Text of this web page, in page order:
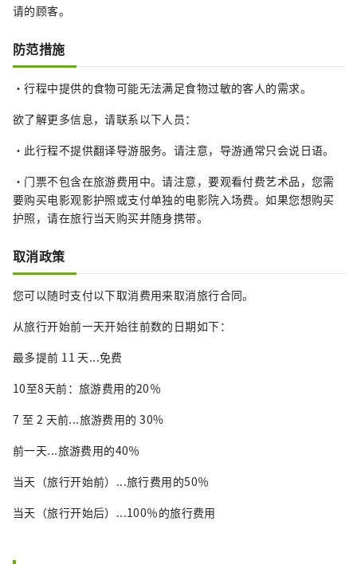
请的顾客。
防范措施
・行程中提供的食物可能无法满足食物过敏的客人的需求。
欲了解更多信息，请联系以下人员：
・此行程不提供翻译导游服务。请注意，导游通常只会说日语。
・门票不包含在旅游费用中。请注意，要观看付费艺术品，您需
要购买电影观影护照或支付单独的电影院入场费。如果您想购买
护照，请在旅行当天购买并随身携带。
取消政策
您可以随时支付以下取消费用来取消旅行合同。
从旅行开始前一天开始往前数的日期如下：
最多提前 11 天...免费
10至8天前：旅游费用的20％
7 至 2 天前...旅游费用的 30%
前一天...旅游费用的40％
当天（旅行开始前）...旅行费用的50％
当天（旅行开始后）...100％的旅行费用